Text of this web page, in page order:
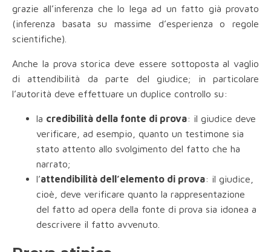
grazie all’inferenza che lo lega ad un fatto già provato
(inferenza basata su massime d’esperienza o regole
scientifiche).
Anche la prova storica deve essere sottoposta al vaglio
di attendibilità da parte del giudice; in particolare
l’autorità deve effettuare un duplice controllo su:
la credibilità della fonte di prova: il giudice deve
verificare, ad esempio, quanto un testimone sia
stato attento allo svolgimento del fatto che ha
narrato;
l’attendibilità dell’elemento di prova: il giudice,
cioè, deve verificare quanto la rappresentazione
del fatto ad opera della fonte di prova sia idonea a
descrivere il fatto avvenuto.